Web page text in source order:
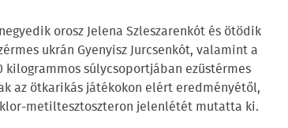
orosz Jelena Szleszarenkót és ötödik
ukrán Gyenyisz Jurcsenkót, valamint a
súlycsoportjában ezüstérmes
az ötkarikás játékokon elért eredményétől,
metiltesztoszteron jelenlétét mutatta ki.